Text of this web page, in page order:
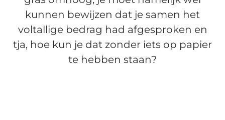
kunnen bewijzen dat je samen het
voltallige bedrag had afgesproken en
tja, hoe kun je dat zonder iets op papier
te hebben staan?